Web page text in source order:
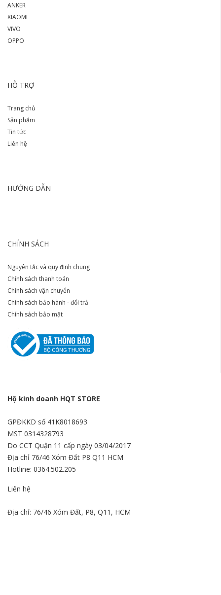
ANKER
XIAOMI
VIVO
OPPO
HỖ TRỢ
Trang chủ
Sản phẩm
Tin tức
Liên hệ
HƯỚNG DẪN
CHÍNH SÁCH
Nguyên tắc và quy định chung
Chính sách thanh toán
Chính sách vận chuyển
Chính sách bảo hành - đổi trả
Chính sách bảo mật
Hộ kinh doanh HQT STORE
GPĐKKD số 41K8018693
MST 0314328793
Do CCT Quận 11 cấp ngày 03/04/2017
Địa chỉ 76/46 Xóm Đất P8 Q11 HCM
Hotline: 0364.502.205
Liên hệ
Địa chỉ: 76/46 Xóm Đất, P8, Q11, HCM